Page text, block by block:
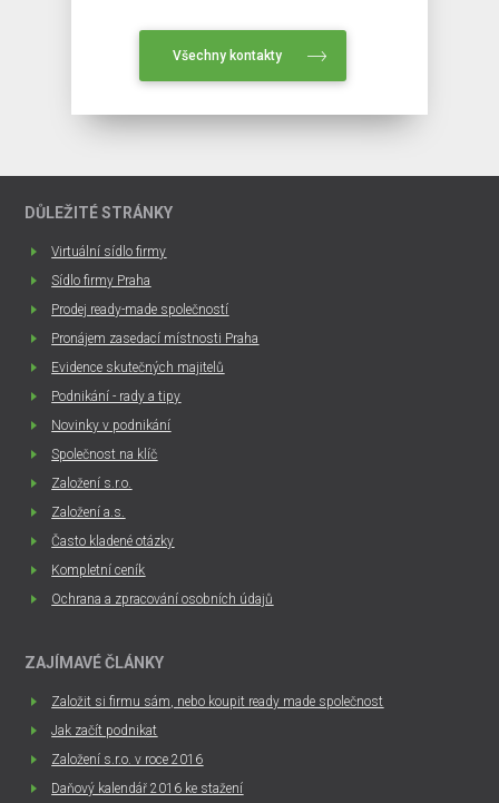
Všechny kontakty
DŮLEŽITÉ STRÁNKY
Virtuální sídlo firmy
Sídlo firmy Praha
Prodej ready-made společností
Pronájem zasedací místnosti Praha
Evidence skutečných majitelů
Podnikání - rady a tipy
Novinky v podnikání
Společnost na klíč
Založení s.r.o.
Založení a.s.
Často kladené otázky
Kompletní ceník
Ochrana a zpracování osobních údajů
ZAJÍMAVÉ ČLÁNKY
Založit si firmu sám, nebo koupit ready made společnost
Jak začít podnikat
Založení s.r.o. v roce 2016
Daňový kalendář 2016 ke stažení